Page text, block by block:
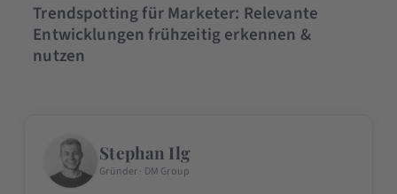
Trendspotting für Marketer: Relevante
Entwicklungen frühzeitig erkennen &
nutzen
Stephan Ilg
Gründer · DM Group